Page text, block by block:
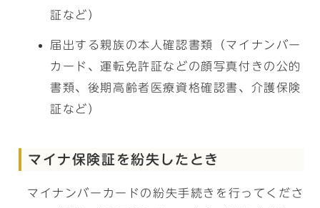
証など）
届出する親族の本人確認書類（マイナンバー
カード、運転免許証などの顔写真付きの公的
書類、後期高齢者医療資格確認書、介護保険
証など）
マイナ保険証を紛失したとき
マイナンバーカードの紛失手続きを行ってくださ